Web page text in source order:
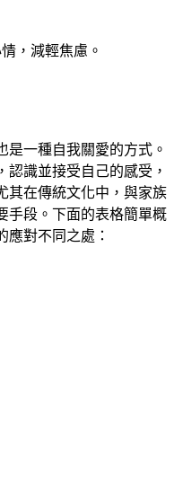
，減輕焦慮。
是一種自我關愛的方式。
識並接受自己的感受，
其在傳統文化中，與家族
手段。下面的表格簡單概
應對不同之處：